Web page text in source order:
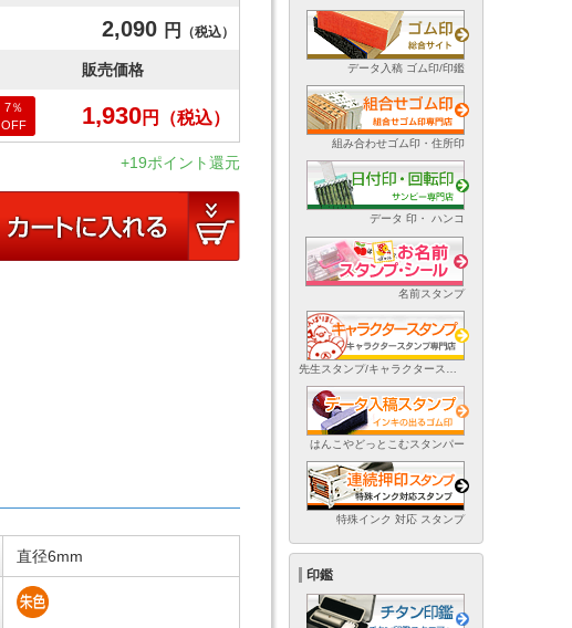
2,090 円 （税込）
販売価格
1,930円 （税込）
7％
OFF
+19ポイント還元
直径6mm
データ入稿 ゴム印/印鑑
組み合わせゴム印・住所印
データ 印・ ハンコ
名前スタンプ
はんこやどっとこむスタンパー
特殊インク 対応 スタンプ
印鑑